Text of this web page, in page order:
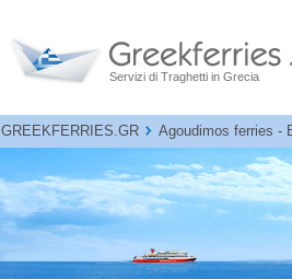
Servizi di Traghetti in Grecia
GREEKFERRIES.GR Agoudimos ferries -